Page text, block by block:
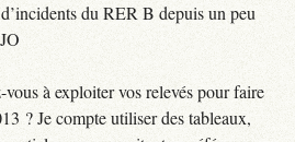
du RER B depuis un peu
à exploiter vos relevés pour faire
? Je compte utiliser des tableaux,